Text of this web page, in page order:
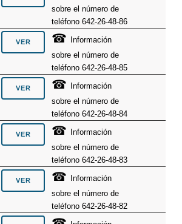
sobre el número de
teléfono 642-26-48-86
☎
Información
sobre el número de
teléfono 642-26-48-85
☎
Información
sobre el número de
teléfono 642-26-48-84
☎
Información
sobre el número de
teléfono 642-26-48-83
☎
Información
sobre el número de
teléfono 642-26-48-82